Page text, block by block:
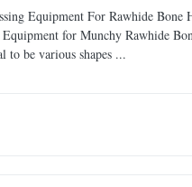
Equipment For Rawhide
for Munchy Rawhide
to be various shapes ...